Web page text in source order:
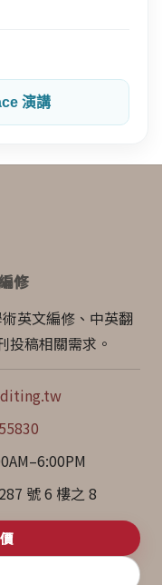
演講
修
英文編修、中英翻
投稿相關需求。
號 6 樓之 8